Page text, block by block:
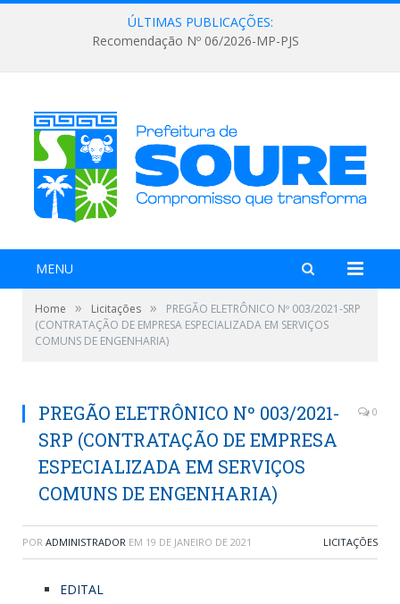
ÚLTIMAS PUBLICAÇÕES:
Recomendação Nº 06/2026-MP-PJS
MENU
Home » Licitações »
PREGÃO ELETRÔNICO Nº 003/2021-SRP
(CONTRATAÇÃO DE EMPRESA ESPECIALIZADA EM SERVIÇOS
COMUNS DE ENGENHARIA)
PREGÃO ELETRÔNICO Nº 003/2021-
SRP (CONTRATAÇÃO DE EMPRESA
ESPECIALIZADA EM SERVIÇOS
COMUNS DE ENGENHARIA)
0
POR ADMINISTRADOR EM 19 DE JANEIRO DE 2021 LICITAÇÕES
EDITAL